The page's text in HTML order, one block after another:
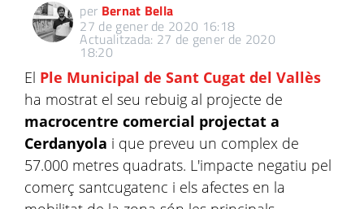
per Bernat Bella
27 de gener de 2020 16:18
Actualitzada: 27 de gener de 2020
18:20
El Ple Municipal de Sant Cugat del Vallès
ha mostrat el seu rebuig al projecte de
macrocentre comercial projectat a
Cerdanyola i que preveu un complex de
57.000 metres quadrats. L'impacte negatiu pel
comerç santcugatenc i els afectes en la